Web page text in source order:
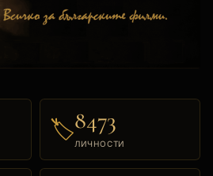
🏷8473
ЛИЧНОСТИ